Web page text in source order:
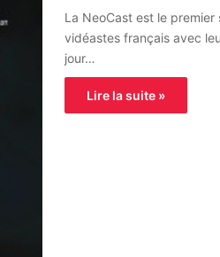
La NeoCast est le
vidéastes français avec
jour…
Lire la suite »